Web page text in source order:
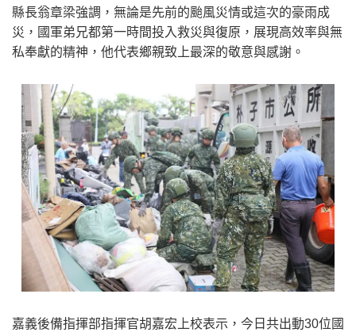
縣長翁章梁強調，無論是先前的颱風災情或這次的豪雨成
災，國軍弟兄都第一時間投入救災與復原，展現高效率與無
私奉獻的精神，他代表鄉親致上最深的敬意與感謝。
嘉義後備指揮部指揮官胡嘉宏上校表示，今日共出動30位國